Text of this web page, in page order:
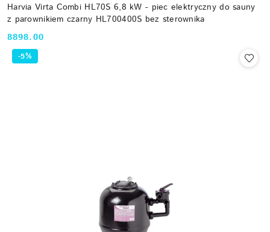
Harvia Virta Combi HL70S 6,8 kW - piec elektryczny do sauny
z parownikiem czarny HL700400S bez sterownika
Cena:
8898.00
-5%